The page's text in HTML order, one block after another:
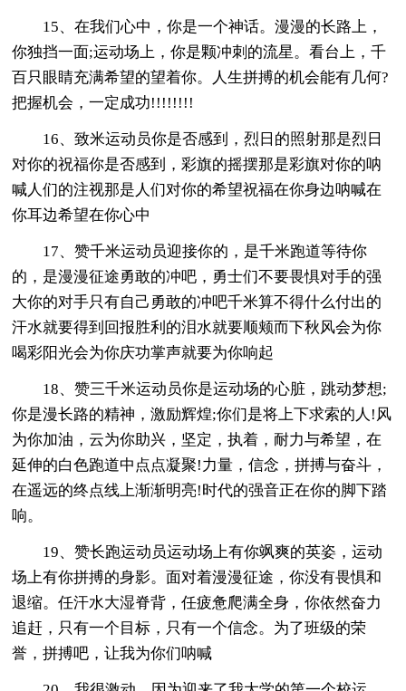
15、在我们心中，你是一个神话。漫漫的长路上，
你独挡一面;运动场上，你是颗冲刺的流星。看台上，千
百只眼睛充满希望的望着你。人生拼搏的机会能有几何?
把握机会，一定成功!!!!!!!!
16、致米运动员你是否感到，烈日的照射那是烈日
对你的祝福你是否感到，彩旗的摇摆那是彩旗对你的呐
喊人们的注视那是人们对你的希望祝福在你身边呐喊在
你耳边希望在你心中
17、赞千米运动员迎接你的，是千米跑道等待你
的，是漫漫征途勇敢的冲吧，勇士们不要畏惧对手的强
大你的对手只有自己勇敢的冲吧千米算不得什么付出的
汗水就要得到回报胜利的泪水就要顺颊而下秋风会为你
喝彩阳光会为你庆功掌声就要为你响起
18、赞三千米运动员你是运动场的心脏，跳动梦想;
你是漫长路的精神，激励辉煌;你们是将上下求索的人!风
为你加油，云为你助兴，坚定，执着，耐力与希望，在
延伸的白色跑道中点点凝聚!力量，信念，拼搏与奋斗，
在遥远的终点线上渐渐明亮!时代的强音正在你的脚下踏
响。
19、赞长跑运动员运动场上有你飒爽的英姿，运动
场上有你拼搏的身影。面对着漫漫征途，你没有畏惧和
退缩。任汗水大湿脊背，任疲惫爬满全身，你依然奋力
追赶，只有一个目标，只有一个信念。为了班级的荣
誉，拼搏吧，让我为你们呐喊